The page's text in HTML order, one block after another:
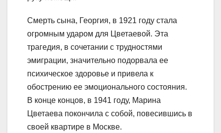
Смерть сына, Георгия, в 1921 году стала
огромным ударом для Цветаевой. Эта
трагедия, в сочетании с трудностями
эмиграции, значительно подорвала ее
психическое здоровье и привела к
обострению ее эмоционального состояния.
В конце концов, в 1941 году, Марина
Цветаева покончила с собой, повесившись в
своей квартире в Москве.